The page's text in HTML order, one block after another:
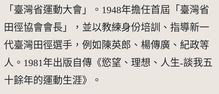
「臺灣省運動大會」。1948年擔任首屆「臺灣省
田徑協會會長」，並以教練身份培訓、指導新一
代臺灣田徑選手，例如陳英郎、楊傳廣、紀政等
人。1981年出版自傳《慾望、理想、人生-談我五
十餘年的運動生涯》。